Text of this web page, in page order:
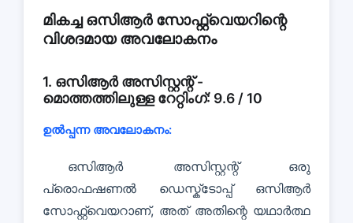
മികച്ച ഒസിആർ സോഫ്റ്റ്വെയറിന്റെ
വിശദമായ അവലോകനം
1. ഒസിആർ അസിസ്റ്റന്റ് -
മൊത്തത്തിലുള്ള റേറ്റിംഗ്: 9.6 / 10
ഉൽപ്പന്ന അവലോകനം:
ഒസിആർ അസിസ്റ്റന്റ് ഒരു
പ്രൊഫഷണൽ ഡെസ്ക്ടോപ്പ് ഒസിആർ
സോഫ്റ്റ്വെയറാണ്, അത് അതിന്റെ യഥാർത്ഥ